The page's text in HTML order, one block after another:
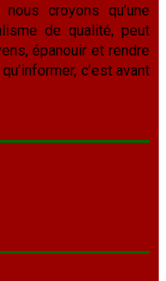
croyons qu’une
de qualité, peut
épanouir et rendre
c’est avant